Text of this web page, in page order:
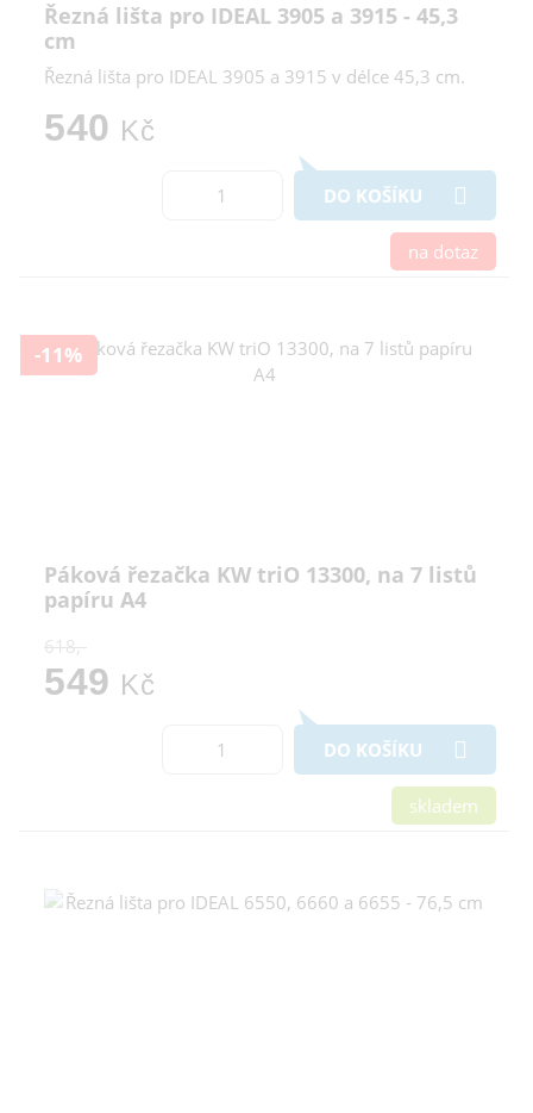
Řezná lišta pro IDEAL 3905 a 3915 - 45,3
cm
Řezná lišta pro IDEAL 3905 a 3915 v délce 45,3 cm.
540 Kč
DO KOŠÍKU
na dotaz
-11%
Páková řezačka KW triO 13300, na 7 listů
papíru A4
618,-
549 Kč
DO KOŠÍKU
skladem